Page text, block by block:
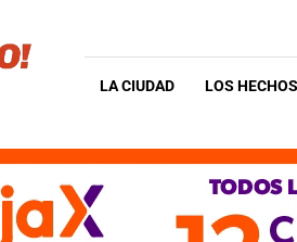
LA CIUDAD LOS HECHOS